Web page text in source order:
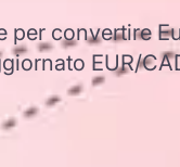
convertire
EUR/